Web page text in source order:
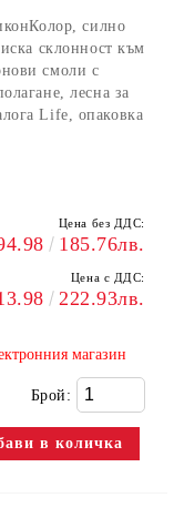
силно
склонност към
смоли с
лесна за
Life, опаковка
Цена без ДДС:
185.76лв.
Цена с ДДС:
222.93лв.
магазин
Брой: